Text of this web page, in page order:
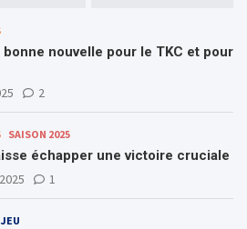
bonne nouvelle pour le TKC et pour
2
SAISON 2025
échapper une victoire cruciale
1